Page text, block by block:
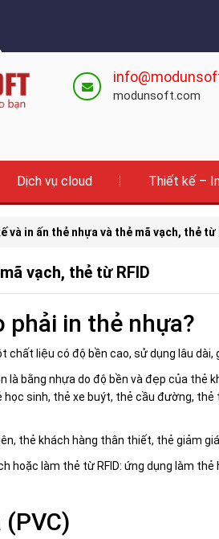
modunsoft.com
Dịch vụ cloud Thiết kế –
và in ấn thẻ nhựa và thẻ mã vạch, thẻ từ
vạch, thẻ từ RFID
phải in thẻ nhựa?
liệu có độ bền cao, sử dụng lâu
bằng nhựa do độ bền và đẹp của thẻ
học sinh, thẻ xe buýt, thẻ cầu đường,
thẻ khách hàng thân thiết, thẻ giảm
làm thẻ từ RFID: ứng dụng làm